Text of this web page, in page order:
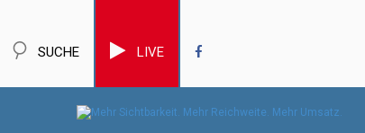
SUCHE LIVE